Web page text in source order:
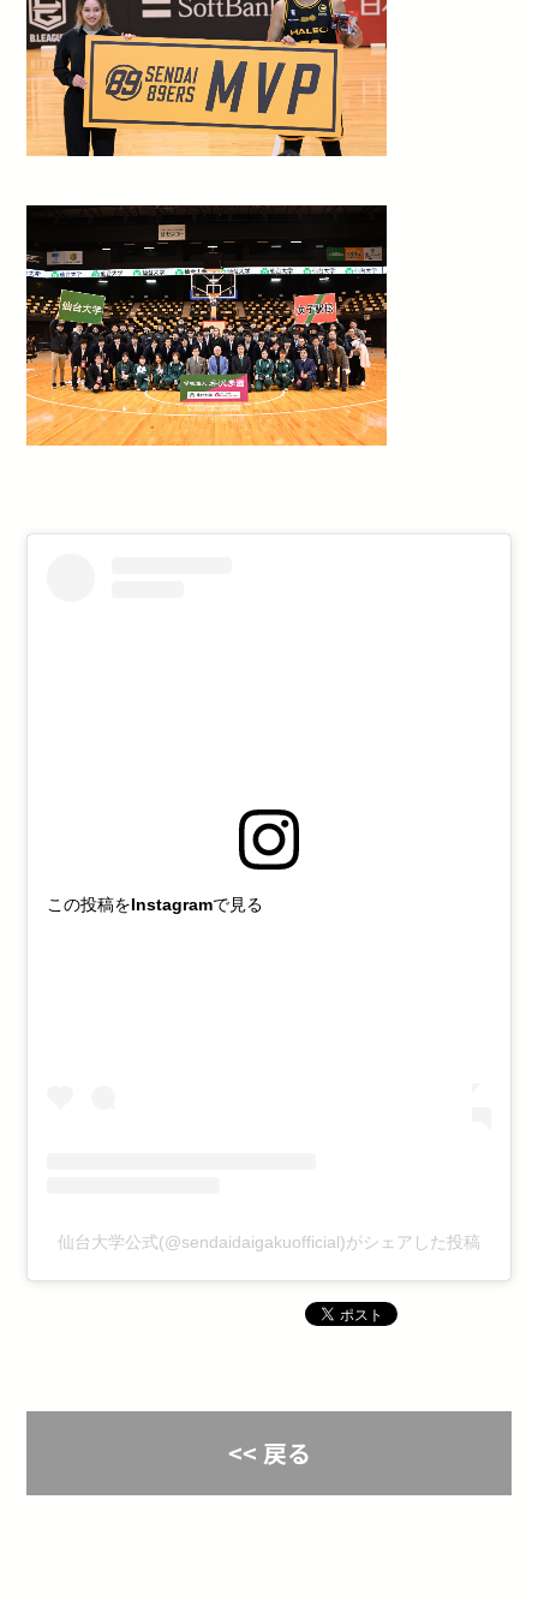
この投稿をInstagramで見る
仙台大学公式(@sendaidaigakuofficial)がシェアした投稿
<< 戻る